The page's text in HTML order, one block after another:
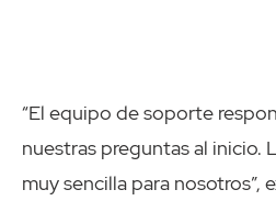
“El equipo de soporte
nuestras preguntas al inicio.
muy sencilla para nosotros”,